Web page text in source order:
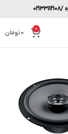
0
0تومان